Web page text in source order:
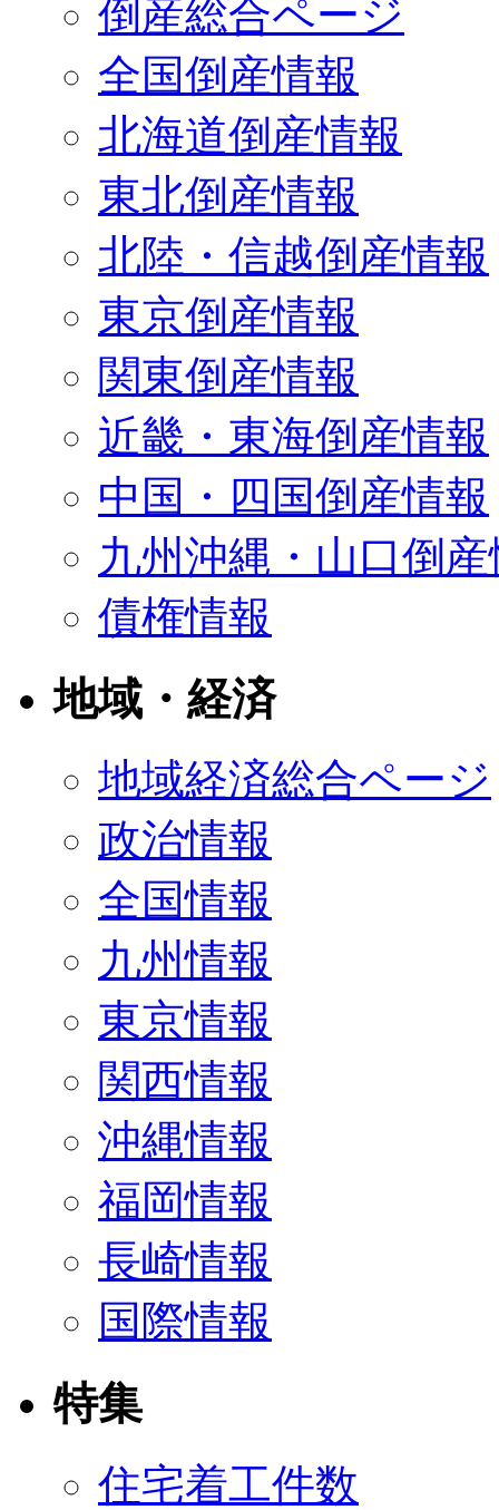
倒産総合ページ
全国倒産情報
北海道倒産情報
東北倒産情報
北陸・信越倒産情報
東京倒産情報
関東倒産情報
近畿・東海倒産情報
中国・四国倒産情報
九州沖縄・山口倒
債権情報
地域・経済
地域経済総合ページ
政治情報
全国情報
九州情報
東京情報
関西情報
沖縄情報
福岡情報
長崎情報
国際情報
特集
住宅着工件数